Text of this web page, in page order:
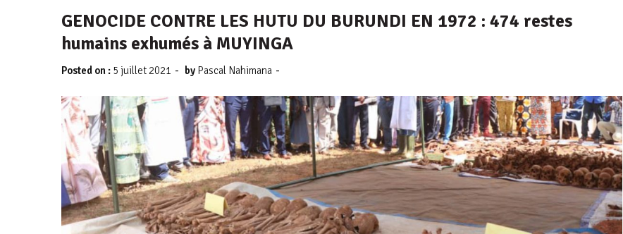
GENOCIDE CONTRE LES HUTU DU BURUNDI EN 1972 : 474 restes
humains exhumés à MUYINGA
Posted on : 5 juillet 2021 - by Pascal Nahimana -